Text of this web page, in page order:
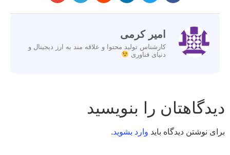
امیر کرمی
کارشناس تولید محتوا و علاقه مند به ارز دیجیتال و
دنیای فناوری
دیدگاهتان را بنویسید
برای نوشتن دیدگاه باید وارد بشوید.